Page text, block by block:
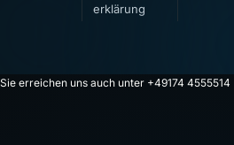
erklärung
Sie erreichen uns auch unter +49174 4555514